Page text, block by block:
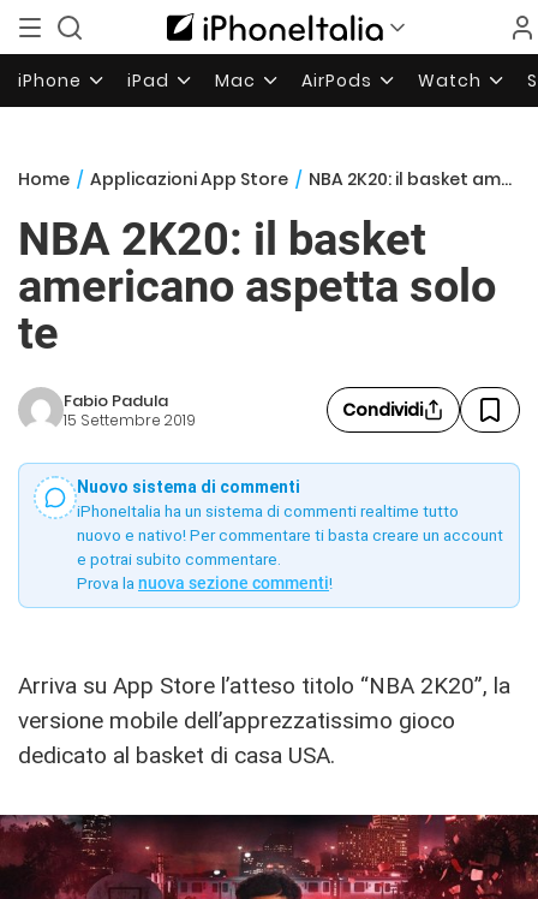
iPhone iPad Mac AirPods Watch
Home / Applicazioni App Store / NBA 2K20: il basket americano aspetta solo te
NBA 2K20: il basket
americano aspetta solo
te
Fabio Padula
15 Settembre 2019 Condividi
Nuovo sistema di commenti
iPhoneItalia ha un sistema di commenti realtime tutto
nuovo e nativo! Per commentare ti basta creare un account
e potrai subito commentare.
Prova la nuova sezione commenti!
Arriva su App Store l’atteso titolo “NBA 2K20”, la
versione mobile dell’apprezzatissimo gioco
dedicato al basket di casa USA.